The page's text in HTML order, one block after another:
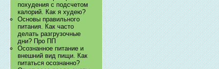
похудения с подсчетом
калорий. Как я худею?
Основы правильного
питания. Как часто
делать разгрузочные
дни? Про ПП
Осознанное питание и
внешний вид пищи. Как
питаться осознанно?